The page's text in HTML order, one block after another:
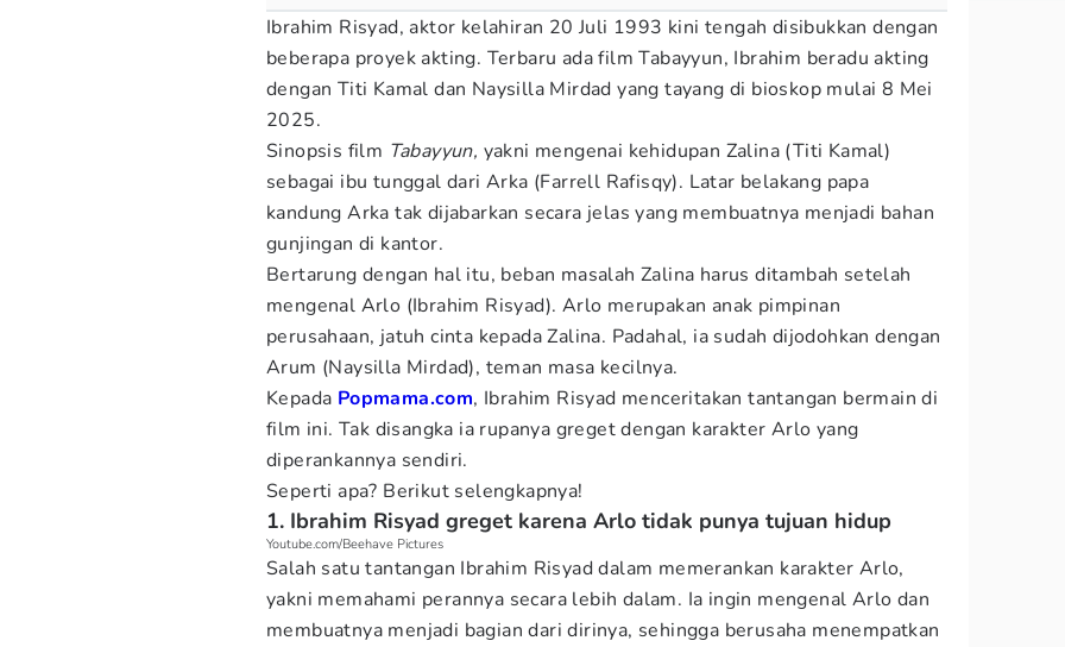
Ibrahim Risyad, aktor kelahiran 20 Juli 1993 kini tengah disibukkan dengan
beberapa proyek akting. Terbaru ada film Tabayyun, Ibrahim beradu akting
dengan Titi Kamal dan Naysilla Mirdad yang tayang di bioskop mulai 8 Mei
2025.
Sinopsis film Tabayyun, yakni mengenai kehidupan Zalina (Titi Kamal)
sebagai ibu tunggal dari Arka (Farrell Rafisqy). Latar belakang papa
kandung Arka tak dijabarkan secara jelas yang membuatnya menjadi bahan
gunjingan di kantor.
Bertarung dengan hal itu, beban masalah Zalina harus ditambah setelah
mengenal Arlo (Ibrahim Risyad). Arlo merupakan anak pimpinan
perusahaan, jatuh cinta kepada Zalina. Padahal, ia sudah dijodohkan dengan
Arum (Naysilla Mirdad), teman masa kecilnya.
Kepada Popmama.com, Ibrahim Risyad menceritakan tantangan bermain di
film ini. Tak disangka ia rupanya greget dengan karakter Arlo yang
diperankannya sendiri.
Seperti apa? Berikut selengkapnya!
1. Ibrahim Risyad greget karena Arlo tidak punya tujuan hidup
Youtube.com/Beehave Pictures
Salah satu tantangan Ibrahim Risyad dalam memerankan karakter Arlo,
yakni memahami perannya secara lebih dalam. Ia ingin mengenal Arlo dan
membuatnya menjadi bagian dari dirinya, sehingga berusaha menempatkan